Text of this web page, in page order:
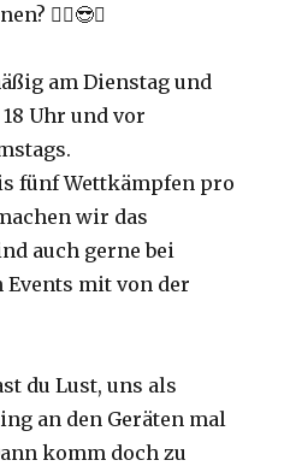
🤸‍♀️😎✨
am Dienstag und
Uhr und vor
fünf Wettkämpfen pro
wir das
auch gerne bei
mit von der
du Lust, uns als
an den Geräten mal
komm doch zu